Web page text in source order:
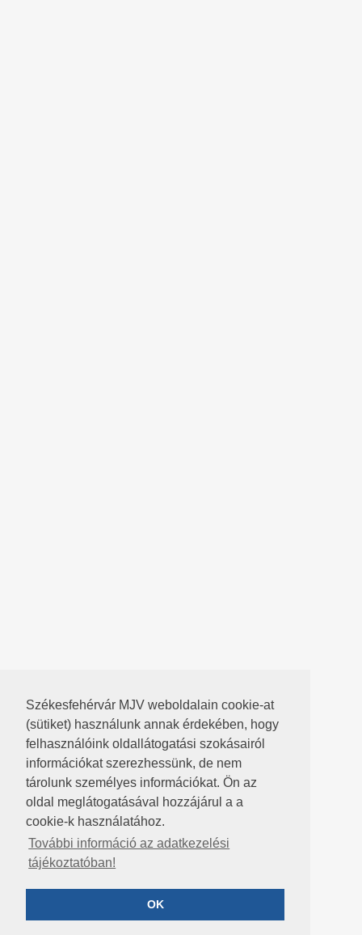
Székesfehérvár MJV weboldalain cookie-at
(sütiket) használunk annak érdekében, hogy
felhasználóink oldallátogatási szokásairól
információkat szerezhessünk, de nem
tárolunk személyes információkat. Ön az
oldal meglátogatásával hozzájárul a a
cookie-k használatához.
További információ az adatkezelési
tájékoztatóban!
OK